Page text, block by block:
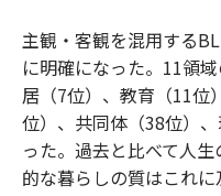
主観・客観を混用する
に明確になった。11領
居（7位）、教育（11位
位）、共同体（38位）
った。過去と比べて人
的な暮らしの質はこれに